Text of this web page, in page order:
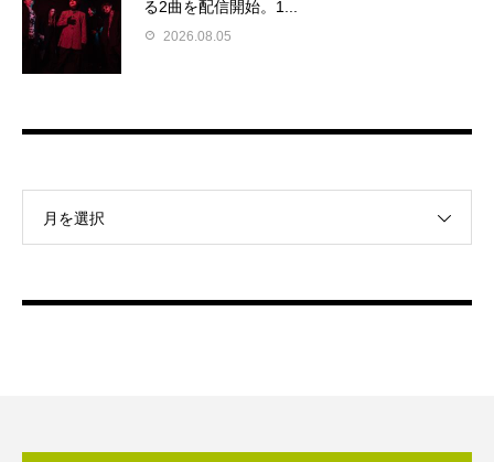
る2曲を配信開始。1...
2026.08.05
月を選択